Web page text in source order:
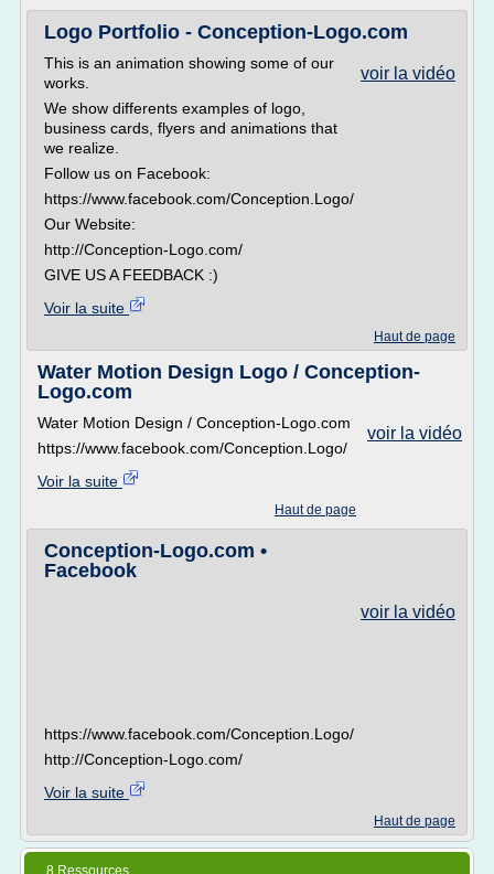
Logo Portfolio - Conception-Logo.com
voir la vidéo
This is an animation showing some of our
works.
We show differents examples of logo,
business cards, flyers and animations that
we realize.
Follow us on Facebook:
https://www.facebook.com/Conception.Logo/
Our Website:
http://Conception-Logo.com/
GIVE US A FEEDBACK :)
Voir la suite
Haut de page
Water Motion Design Logo / Conception-
Logo.com
voir la vidéo
Water Motion Design / Conception-Logo.com
https://www.facebook.com/Conception.Logo/
Voir la suite
Haut de page
Conception-Logo.com •
Facebook
voir la vidéo
https://www.facebook.com/Conception.Logo/
http://Conception-Logo.com/
Voir la suite
Haut de page
8 Ressources